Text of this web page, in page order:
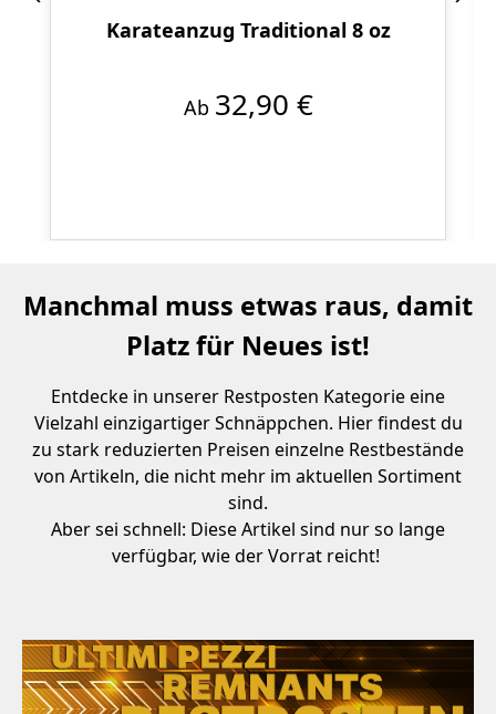
Karateanzug Traditional 8 oz
Ab 32,90 €
Manchmal muss etwas raus, damit
Platz für Neues ist!
Entdecke in unserer Restposten Kategorie eine
Vielzahl einzigartiger Schnäppchen. Hier findest du
zu stark reduzierten Preisen einzelne Restbestände
von Artikeln, die nicht mehr im aktuellen Sortiment
sind.
Aber sei schnell: Diese Artikel sind nur so lange
verfügbar, wie der Vorrat reicht!